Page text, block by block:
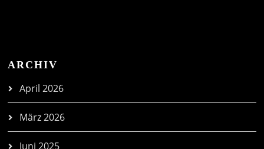
ARCHIV
April 2026
März 2026
Juni 2025